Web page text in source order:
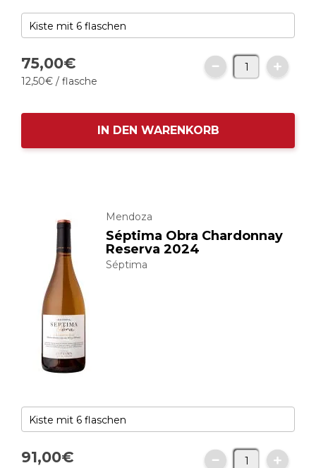
75,00€
12,50€ / flasche
IN DEN WARENKORB
Mendoza
Séptima Obra Chardonnay
Reserva 2024
Séptima
91,00€